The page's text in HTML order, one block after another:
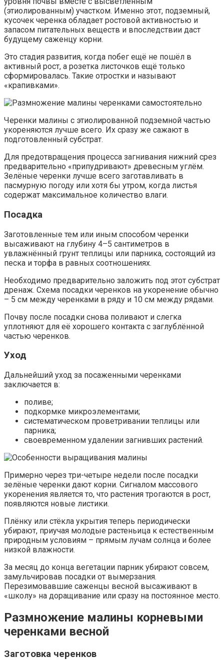
(этиолированным) участком. Именно этот, подземный,
кусочек черенка обладает ростовой активностью и
запасом питательных веществ и впоследствии даст
будущему саженцу корни.
Это стадия развития, когда побег ещё не пошёл в
активный рост, а розетка листочков ещё только
сформировалась. Такие отростки и называют
«крапивками».
Черенки малины с этиолированной подземной частью
укореняются лучше всего. Их сразу же сажают в
подготовленный субстрат.
Для предотвращения процесса загнивания нижний срез
предварительно «припудривают» древесным углём.
Зелёные черенки лучше всего заготавливать в
пасмурную погоду или хотя бы утром, когда листья
содержат максимальное количество влаги.
Посадка
Заготовленные тем или иным способом черенки
высаживают на глубину 4–5 сантиметров в
увлажнённый грунт теплицы или парника, состоящий из
песка и торфа в равных соотношениях.
Необходимо предварительно заложить под этот субстрат
дренаж. Схема посадки черенков на укоренение обычно
– 5 см между черенками в ряду и 10 см между рядами.
Почву после посадки снова поливают и слегка
уплотняют для её хорошего контакта с заглублённой
частью черенков.
Уход
Дальнейший уход за посаженными черенками
заключается в:
поливе;
подкормке микроэлементами;
систематическом проветривании теплицы или
парника;
своевременном удалении загнивших растений.
Примерно через три-четыре недели после посадки
зелёные черенки дают корни. Сигналом массового
укоренения является то, что растения трогаются в рост,
появляются новые листики.
Плёнку или стёкла укрытия теперь периодически
убирают, приучая молодые растеньица к естественным
природным условиям – прямым лучам солнца и более
низкой влажности.
За месяц до конца вегетации парник убирают совсем,
замульчировав посадки от вымерзания.
Перезимовавшие саженцы весной высаживают в
«школу» на доращивание или сразу на постоянное место.
Размножение малины корневыми
черенками весной
Заготовка черенков